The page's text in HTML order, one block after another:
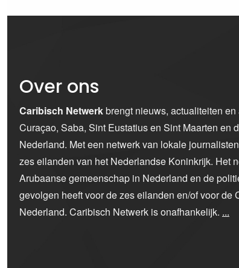
Over ons
Caribisch Netwerkbrengt nieuws, actualiteiten
Curaçao, Saba, Sint Eustatius en Sint Maarten en
Nederland. Met een netwerk van lokale
zes eilanden van het Nederlandse Koninkrijk. Het
Arubaanse gemeenschap in Nederland en de
gevolgen heeft voor de zes eilanden en/of voor de
Nederland. Caribisch Netwerk is onafhankelijk. ...